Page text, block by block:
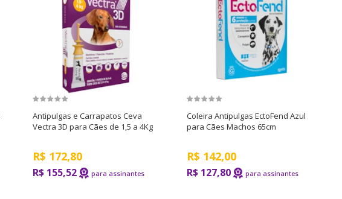
Antipulgas e Carrapatos Ceva
Vectra 3D para Cães de 1,5 a 4Kg
R$ 172,80
R$ 155,52
Coleira Antipulgas EctoFend Azul
para Cães Machos 65cm
R$ 142,00
R$ 127,80